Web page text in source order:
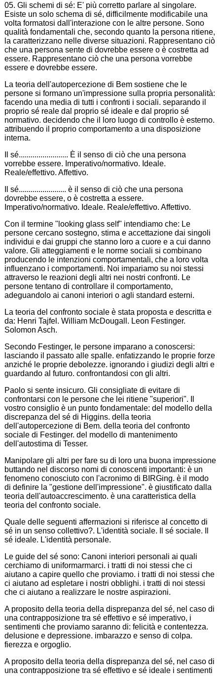
05. Gli schemi di sé: E' più corretto parlare al singolare.
Esiste un solo schema di sé, difficilmente modificabile una
volta formatosi dall'interazione con le altre persone. Sono
qualità fondamentali che, secondo quanto la persona ritiene,
la caratterizzano nelle diverse situazioni. Rappresentano ciò
che una persona sente di dovrebbe essere o è costretta ad
essere. Rappresentano ciò che una persona vorrebbe
essere e dovrebbe essere.
La teoria dell'autopercezione di Bem sostiene che le
persone si formano un'impressione sulla propria personalità:
facendo una media di tutti i confronti i sociali. separando il
proprio sé reale dal proprio sé ideale e dal proprio sé
normativo. decidendo che il loro luogo di controllo è esterno.
attribuendo il proprio comportamento a una disposizione
interna.
Il sé......................... È il senso di ciò che una persona
vorrebbe essere. Imperativo/normativo. Ideale.
Reale/effettivo. Affettivo.
Il sé........................ è il senso di ciò che una persona
dovrebbe essere, o è costretta a essere.
Imperativo/normativo. Ideale. Reale/effettivo. Affettivo.
Con il termine "looking glass self" intendiamo che: Le
persone cercano sostegno, stima e accettazione dai singoli
individui e dai gruppi che stanno loro a cuore e a cui danno
valore. Gli atteggiamenti e le norme sociali si combinano
producendo le intenzioni comportamentali, che a loro volta
influenzano i comportamenti. Noi impariamo su noi stessi
attraverso le reazioni degli altri nei nostri confronti. Le
persone tentano di controllare il comportamento,
adeguandolo ai canoni interiori o agli standard esterni.
La teoria del confronto sociale è stata proposta e descritta e
da: Henri Tajfel. William McDougall. Leon Festinger.
Solomon Asch.
Secondo Festinger, le persone imparano a conoscersi:
lasciando il passato alle spalle. enfatizzando le proprie forze
anziché le proprie debolezze. ignorando i giudizi degli altri e
guardando al futuro. confrontandosi con gli altri.
Paolo si sente insicuro. Gli consigliate di evitare di
confrontarsi con le persone che lei ritiene "superiori". Il
vostro consiglio è un punto fondamentale: del modello della
discrepanza del sé di Higgins. della teoria
dell'autopercezione di Bem. della teoria del confronto
sociale di Festinger. del modello di mantenimento
dell'autostima di Tesser.
Manipolare gli altri per fare su di loro una buona impressione
buttando nel discorso nomi di conoscenti importanti: è un
fenomeno conosciuto con l'acronimo di BIRGing. è il modo
di definire la "gestione dell'impressione". è giustificato dalla
teoria dell'autoaccrescimento. è una caratteristica della
teoria del confronto sociale.
Quale delle seguenti affermazioni si riferisce al concetto di
sé in un senso collettivo?. L'identità sociale. Il sé sociale. Il
sé ideale. L'identità personale.
Le guide del sé sono: Canoni interiori personali ai quali
cerchiamo di uniformarmarci. i tratti di noi stessi che ci
aiutano a capire quello che proviamo. i tratti di noi stessi che
ci aiutano ad espletare i nostri obblighi. i tratti di noi stessi
che ci aiutano a realizzare le nostre aspirazioni.
A proposito della teoria della disprepanza del sé, nel caso di
una contrapposizione tra sé effettivo e sé imperativo, i
sentimenti che proviamo saranno di: felicità e contentezza.
delusione e depressione. imbarazzo e senso di colpa.
fierezza e orgoglio.
A proposito della teoria della disprepanza del sé, nel caso di
una contrapposizione tra sé effettivo e sé ideale i sentimenti